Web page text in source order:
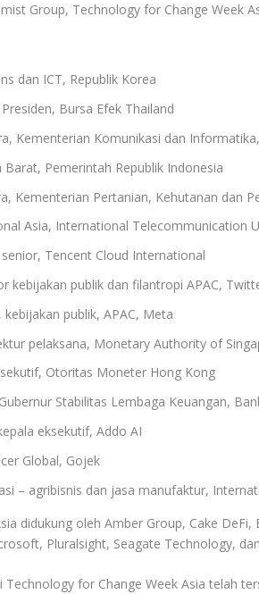
Group, Technology for Change Week
dan ICT, Republik Korea
Bursa Efek Thailand
Kementerian Komunikasi dan
Barat, Pemerintah Republik Indonesia
Kementerian Pertanian, Kehutanan dan
Asia, International Telecommunication
Tencent Cloud International
kebijakan publik dan filantropi APAC,
publik, APAC, Meta
pelaksana, Monetary Authority of
Otoritas Moneter Hong Kong
Stabilitas Lembaga Keuangan,
eksekutif, Addo AI
Global, Gojek
– agribisnis dan jasa manufaktur,
didukung oleh Amber Group, Cake
Pluralsight, Seagate Technology,
for Change Week Asia telah